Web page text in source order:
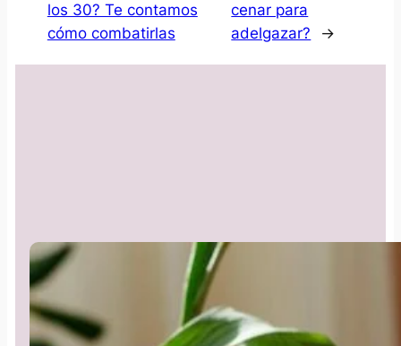
los 30? Te contamos
cómo combatirlas
cenar para
adelgazar?
→